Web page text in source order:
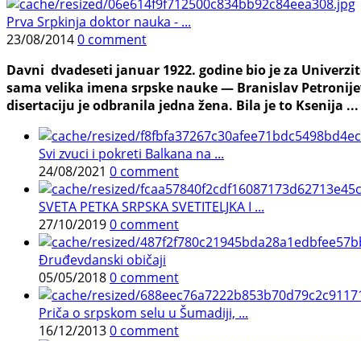
Prva Srpkinja doktor nauka - ...
23/08/20140 comment
Davni dvadeseti januar 1922. godine bio je za
sama velika imena srpske nauke — Branislav
disertaciju je odbranila jedna žena. Bila je to Ksenija ...
Svi zvuci i pokreti Balkana na ...
24/08/2021 0 comment
SVETA PETKA SRPSKA SVETITELJKA I ...
27/10/20190 comment
Đruđevdanski običaji
05/05/20180 comment
Priča o srpskom selu u Šumadiji, ...
16/12/20130 comment